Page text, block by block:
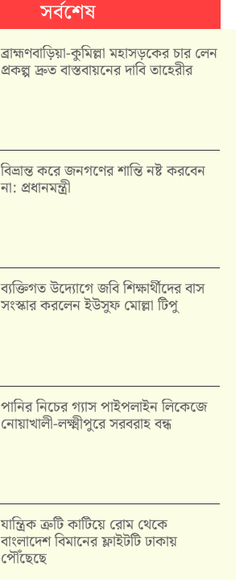
সর্বশেষ
ব্রাহ্মণবাড়িয়া-কুমিল্লা মহাসড়কের চার লেন
প্রকল্প দ্রুত বাস্তবায়নের দাবি তাহেরীর
বিভ্রান্ত করে জনগণের শান্তি নষ্ট করবেন
না: প্রধানমন্ত্রী
ব্যক্তিগত উদ্যোগে জবি শিক্ষার্থীদের বাস
সংস্কার করলেন ইউসুফ মোল্লা টিপু
পানির নিচের গ্যাস পাইপলাইন লিকেজে
নোয়াখালী-লক্ষ্মীপুরে সরবরাহ বন্ধ
যান্ত্রিক ত্রুটি কাটিয়ে রোম থেকে
বাংলাদেশ বিমানের ফ্লাইটটি ঢাকায়
পৌঁছেছে